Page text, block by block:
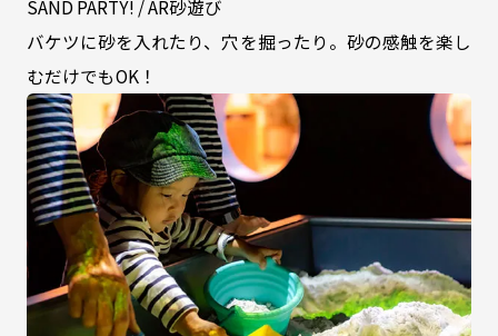
SAND PARTY! / AR砂遊び
バケツに砂を入れたり、穴を掘ったり。砂の感触を楽し
むだけでもOK！